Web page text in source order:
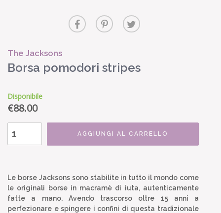
The Jacksons
Borsa pomodori stripes
Disponibile
€88.00
AGGIUNGI AL CARRELLO
Le borse Jacksons sono stabilite in tutto il mondo come
le originali borse in macramè di iuta, autenticamente
fatte a mano. Avendo trascorso oltre 15 anni a
perfezionare e spingere i confini di questa tradizionale